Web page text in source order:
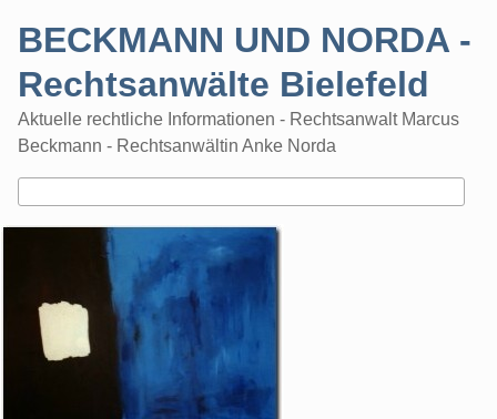
BECKMANN UND NORDA -
Rechtsanwälte Bielefeld
Aktuelle rechtliche Informationen - Rechtsanwalt Marcus
Beckmann - Rechtsanwältin Anke Norda